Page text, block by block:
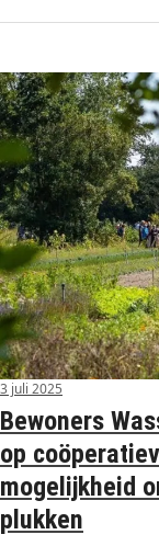
3 juli 2025
Bewoners
op
mogelijkheid
plukken